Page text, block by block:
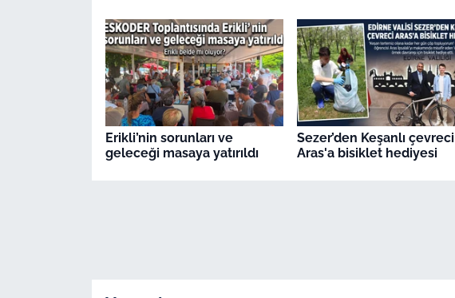
Erikli’nin sorunları ve
geleceği masaya yatırıldı
Sezer’den Keşanlı çevreci
Aras'a bisiklet hediyesi